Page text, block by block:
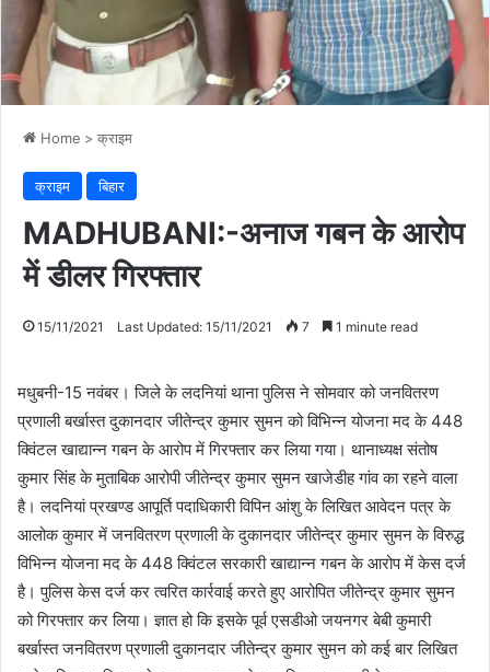
Home > क्राइम
क्राइम बिहार
MADHUBANI:-अनाज गबन के आरोप
में डीलर गिरफ्तार
15/11/2021 Last Updated: 15/11/2021 7 1 minute read
मधुबनी-15 नवंबर। जिले के लदनियां थाना पुलिस ने सोमवार को जनवितरण
प्रणाली बर्खास्त दुकानदार जीतेन्द्र कुमार सुमन को विभिन्न योजना मद के 448
क्विंटल खाद्यान्न गबन के आरोप में गिरफ्तार कर लिया गया। थानाध्यक्ष संतोष
कुमार सिंह के मुताबिक आरोपी जीतेन्द्र कुमार सुमन खाजेडीह गांव का रहने वाला
है। लदनियां प्रखण्ड आपूर्ति पदाधिकारी विपिन आंशु के लिखित आवेदन पत्र के
आलोक कुमार में जनवितरण प्रणाली के दुकानदार जीतेन्द्र कुमार सुमन के विरुद्ध
विभिन्न योजना मद के 448 क्विंटल सरकारी खाद्यान्न गबन के आरोप में केस दर्ज
है। पुलिस केस दर्ज कर त्वरित कार्रवाई करते हुए आरोपित जीतेन्द्र कुमार सुमन
को गिरफ्तार कर लिया। ज्ञात हो कि इसके पूर्व एसडीओ जयनगर बेबी कुमारी
बर्खास्त जनवितरण प्रणाली दुकानदार जीतेन्द्र कुमार सुमन को कई बार लिखित